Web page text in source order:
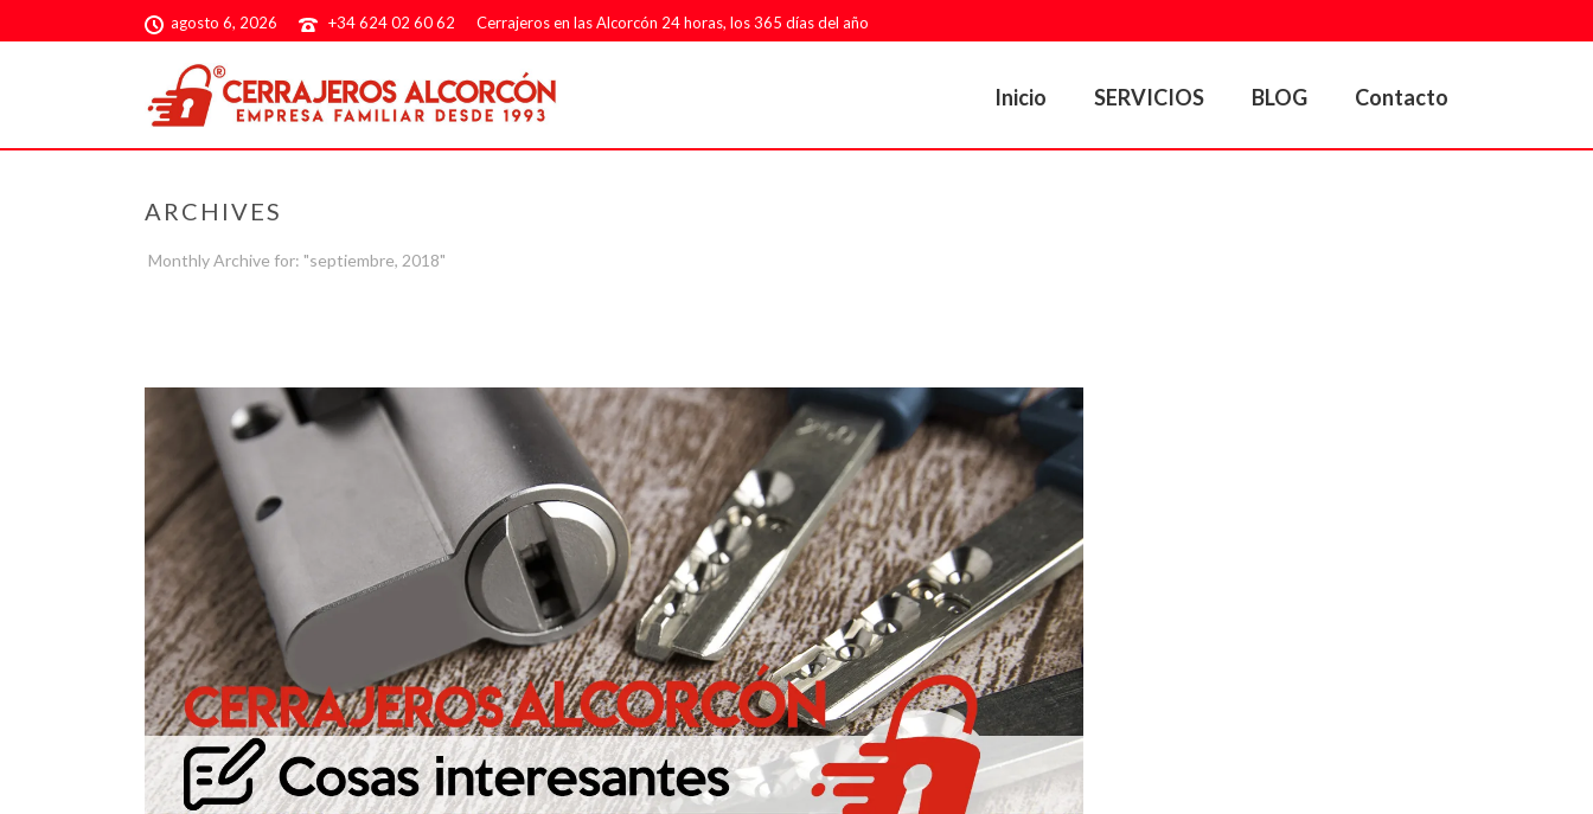
agosto 6, 2026 +34 624 02 60 62 Cerrajeros en las Alcorcón 24 horas, los 365 días del año
Inicio SERVICIOS BLOG Contacto
ARCHIVES
Monthly Archive for: "septiembre, 2018"